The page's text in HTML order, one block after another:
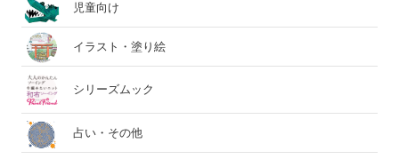
児童向け
イラスト・塗り絵
シリーズムック
占い・その他